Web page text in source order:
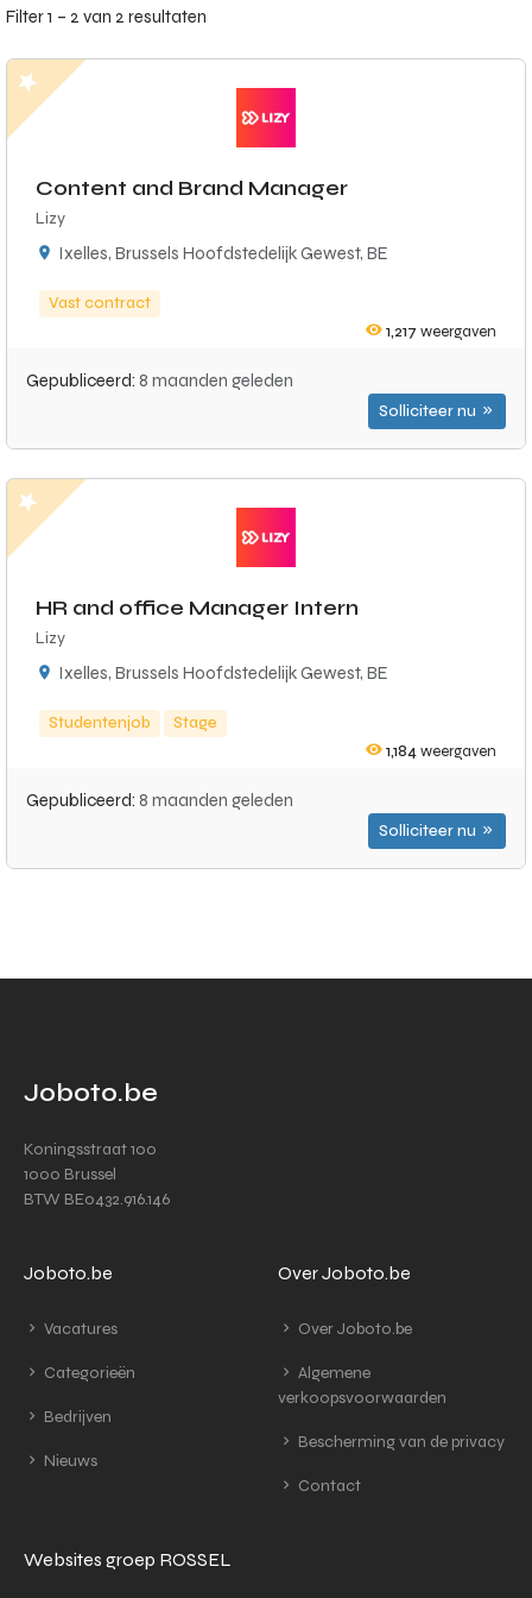
Filter 1 – 2 van 2 resultaten
Content and Brand Manager
Lizy
Ixelles, Brussels Hoofdstedelijk Gewest, BE
Vast contract
1,217 weergaven
Gepubliceerd: 8 maanden geleden
Solliciteer nu
HR and office Manager Intern
Lizy
Ixelles, Brussels Hoofdstedelijk Gewest, BE
Studentenjob
Stage
1,184weergaven
Gepubliceerd: 8 maanden geleden
Solliciteer nu
Joboto.be
Koningsstraat 100
1000 Brussel
BTW BE0432.916.146
Joboto.be
Vacatures
Categorieën
Bedrijven
Nieuws
Over Joboto.be
Over Joboto.be
Algemene
verkoopsvoorwaarden
Bescherming van de privacy
Contact
Websites groep ROSSEL